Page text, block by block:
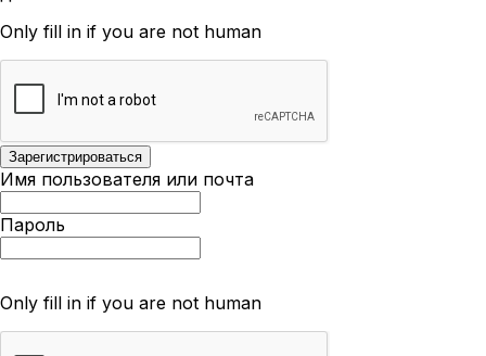
Only fill in if you are not human
Имя пользователя или почта
Пароль
Only fill in if you are not human